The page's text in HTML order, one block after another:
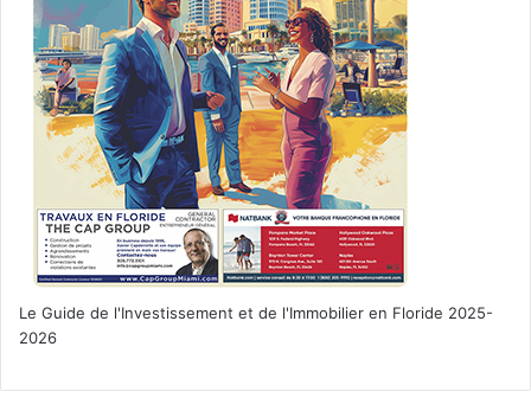
Le Guide de l'Investissement et de l'Immobilier en Floride 2025-
2026